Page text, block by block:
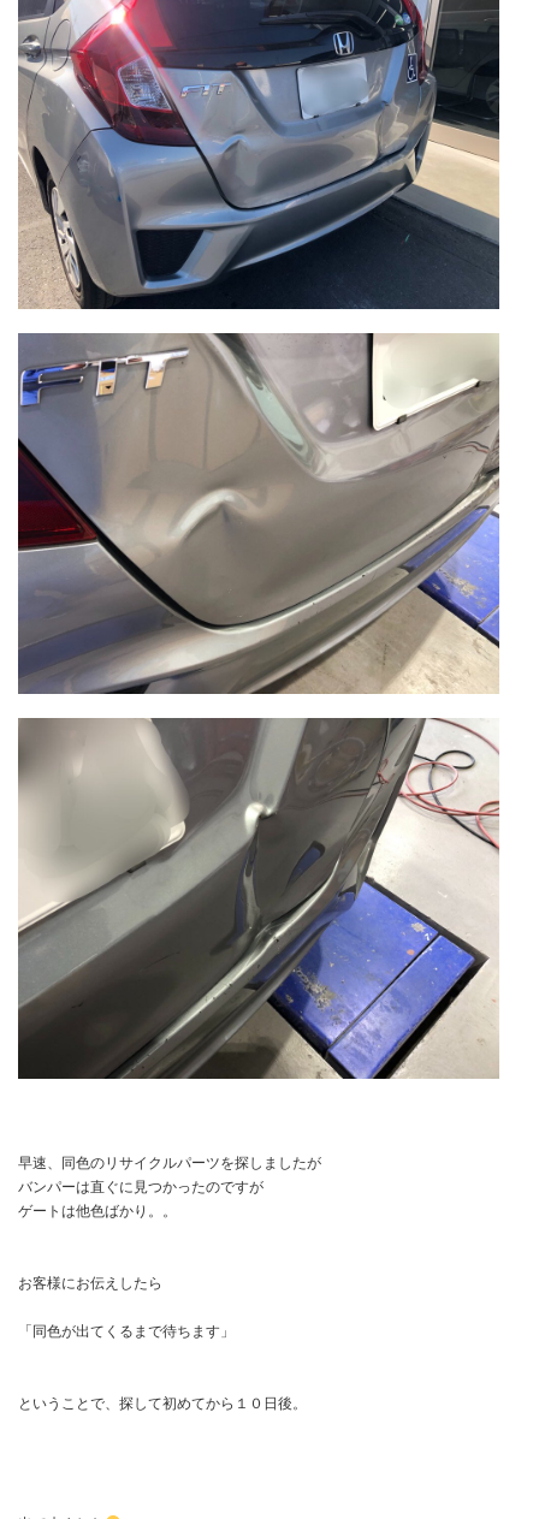
早速、同色のリサイクルパーツを探しましたが
バンパーは直ぐに見つかったのですが
ゲートは他色ばかり。。
お客様にお伝えしたら
「同色が出てくるまで待ちます」
ということで、探して初めてから１０日後。